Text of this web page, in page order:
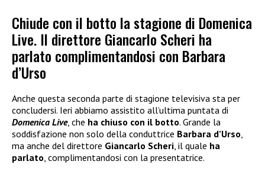
Chiude con il botto la stagione di Domenica
Live. Il direttore Giancarlo Scheri ha
parlato complimentandosi con Barbara
d’Urso
Anche questa seconda parte di stagione televisiva sta per
concludersi. Ieri abbiamo assistito all’ultima puntata di
Domenica Live, che ha chiuso con il botto. Grande la
soddisfazione non solo della conduttrice Barbara d’Urso
ma anche del direttore Giancarlo Scheri , il quale ha
parlato , complimentandosi con la presentatrice.